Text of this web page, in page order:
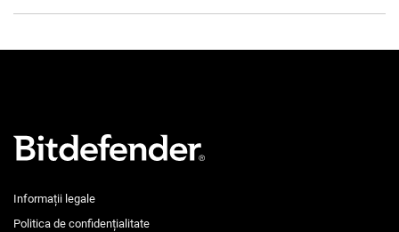
Informații legale
Politica de confidențialitate